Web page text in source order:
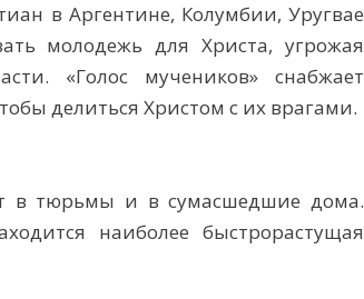
в Аргентине, Колумбии, Уругвае
молодежь для Христа, угрожая
«Голос мучеников» снабжает
делиться Христом с их врагами.
в тюрьмы и в сумасшедшие дома.
наиболее быстрорастущая